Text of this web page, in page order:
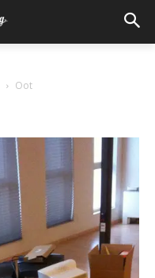
Oot